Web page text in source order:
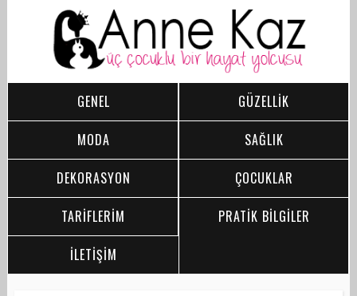
GENEL
GÜZELLİK
MODA
SAĞLIK
DEKORASYON
ÇOCUKLAR
TARİFLERİM
PRATİK BİLGİLER
İLETİŞİM